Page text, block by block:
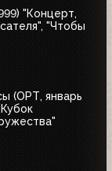
"Концерт,
"Чтобы
(ОРТ, январь